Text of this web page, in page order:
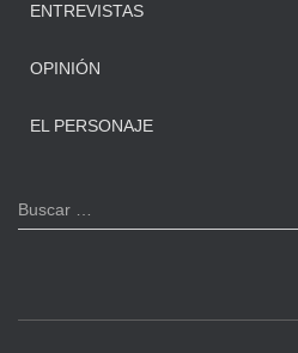
ENTREVISTAS
OPINIÓN
EL PERSONAJE
B
u
Buscar …